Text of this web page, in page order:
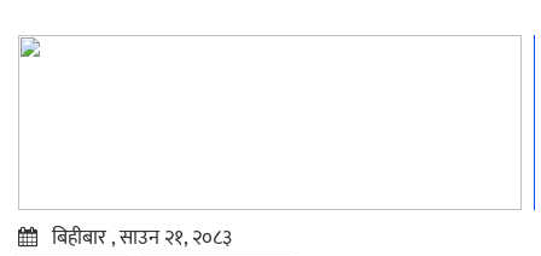
बिहीबार , साउन २१, २०८३